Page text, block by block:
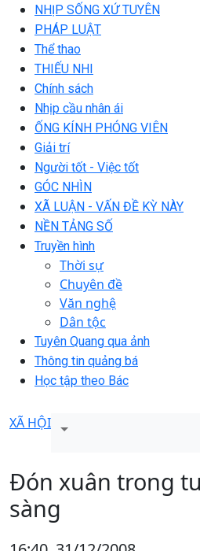
NHỊP SỐNG XỨ TUYÊN
PHÁP LUẬT
Thể thao
THIẾU NHI
Chính sách
Nhịp cầu nhân ái
ỐNG KÍNH PHÓNG VIÊN
Giải trí
Người tốt - Việc tốt
GÓC NHÌN
XÃ LUẬN - VẤN ĐỀ KỲ NÀY
NỀN TẢNG SỐ
Truyền hình
Thời sự
Chuyên đề
Văn nghệ
Dân tộc
Tuyên Quang qua ảnh
Thông tin quảng bá
Học tập theo Bác
XÃ HỘI
Đón xuân trong
sàng